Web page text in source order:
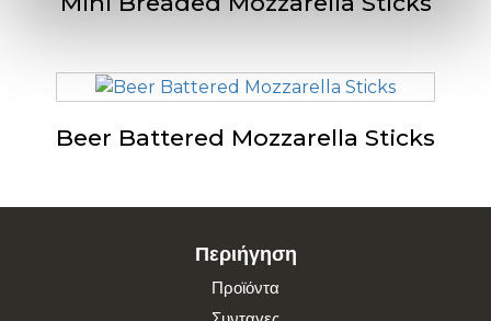
Beer Battered Mozzarella Sticks
Περιήγηση
Προϊόντα